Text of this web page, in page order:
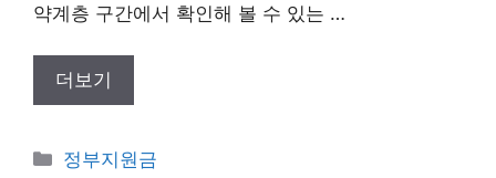
약계층 구간에서 확인해 볼 수 있는 …
더보기
카
정부지원금